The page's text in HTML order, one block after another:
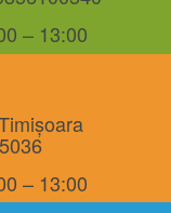
– 13:00
– 13:00